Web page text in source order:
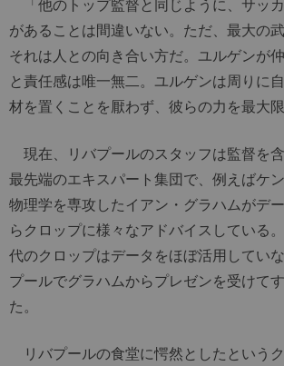
「他のトップ監督と同じように、サッ
があることは間違いない。ただ、最大の武
それは人との向き合い方だ。ユルゲンが
と責任感は唯一無二。ユルゲンは周りに
材を置くことを厭わず、彼らの力を最大限
現在、リバプールのスタッフは監督を含
最先端のエキスパート集団で、例えばケ
物理学を専攻したイアン・グラハムがデ
らクロップに様々なアドバイスしている
代のクロップはデータをほぼ活用してい
プールでグラハムからプレゼンを受けて
た。
リバプールの食堂に愕然としたという